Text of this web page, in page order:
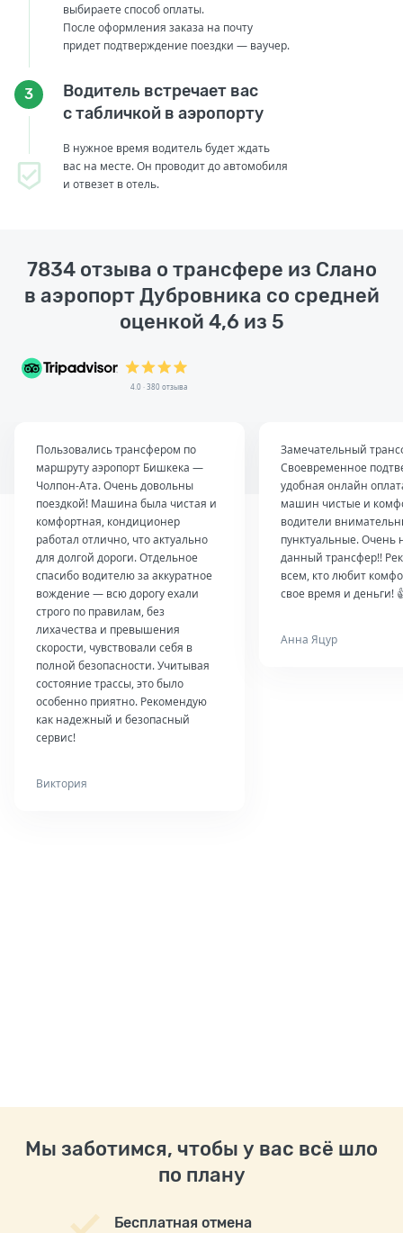
выбираете способ оплаты.
После оформления заказа на почту
придет подтверждение поездки — ваучер.
3
Водитель встречает вас
с табличкой в аэропорту
В нужное время водитель будет ждать
вас на месте. Он проводит до автомобиля
и отвезет в отель.
7834 отзыва о трансфере из Слано
в аэропорт Дубровника со средней
оценкой 4,6 из 5
4.0 · 380 отзыва
Пользовались трансфером по
маршруту аэропорт Бишкека —
Чолпон-Ата. Очень довольны
поездкой! Машина была чистая и
комфортная, кондиционер
работал отлично, что актуально
для долгой дороги. Отдельное
спасибо водителю за аккуратное
вождение — всю дорогу ехали
строго по правилам, без
лихачества и превышения
скорости, чувствовали себя в
полной безопасности. Учитывая
состояние трассы, это было
особенно приятно. Рекомендую
как надежный и безопасный
сервис!
Виктория
Замечательный
Своевременное
удобная онлайн
машин чистые и
водители
пунктуальные. Очень
данный трансфер!!
всем, кто любит
свое время и деньги!
Анна Яцур
Мы заботимся, чтобы у вас всё шло
по плану
Бесплатная отмена